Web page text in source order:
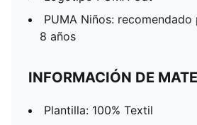
PUMA Niños:
8 años
INFORMACIÓN DE
Plantilla: 100% Textil